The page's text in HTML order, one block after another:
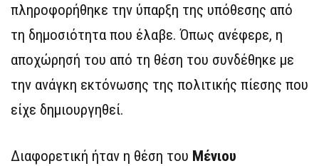
πληροφορήθηκε την ύπαρξη της υπόθεσης από
τη δημοσιότητα που έλαβε. Όπως ανέφερε, η
αποχώρησή του από τη θέση του συνδέθηκε με
την ανάγκη εκτόνωσης της πολιτικής πίεσης που
είχε δημιουργηθεί.
Διαφορετική ήταν η θέση του Μένιου